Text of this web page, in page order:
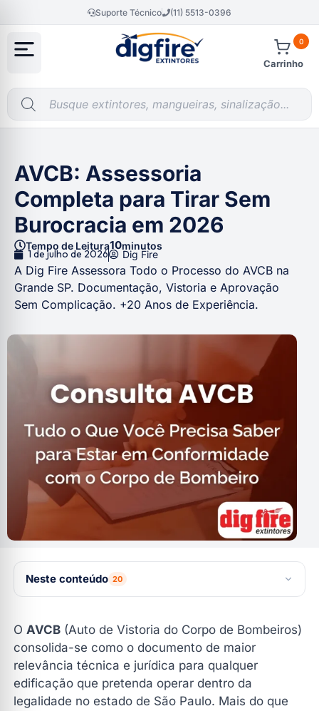
Suporte Técnico (11) 5513-0396
Carrinho
0
AVCB: Assessoria
Completa para Tirar Sem
Burocracia em 2026
Tempo de Leitura10minutos
1 de julho de 2026 Dig Fire
A Dig Fire Assessora Todo o Processo do AVCB na
Grande SP. Documentação, Vistoria e Aprovação
Sem Complicação. +20 Anos de Experiência.
Neste conteúdo 20
O que é o AVCB e por que ele é indispensável para o
seu imóvel?
Quando o AVCB é Obrigatório? Categorias e Exigências
em SP
O AVCB (Auto de Vistoria do Corpo de Bombeiros)
consolida-se como o documento de maior
relevância técnica e jurídica para qualquer
edificação que pretenda operar dentro da
legalidade no estado de São Paulo. Mais do que